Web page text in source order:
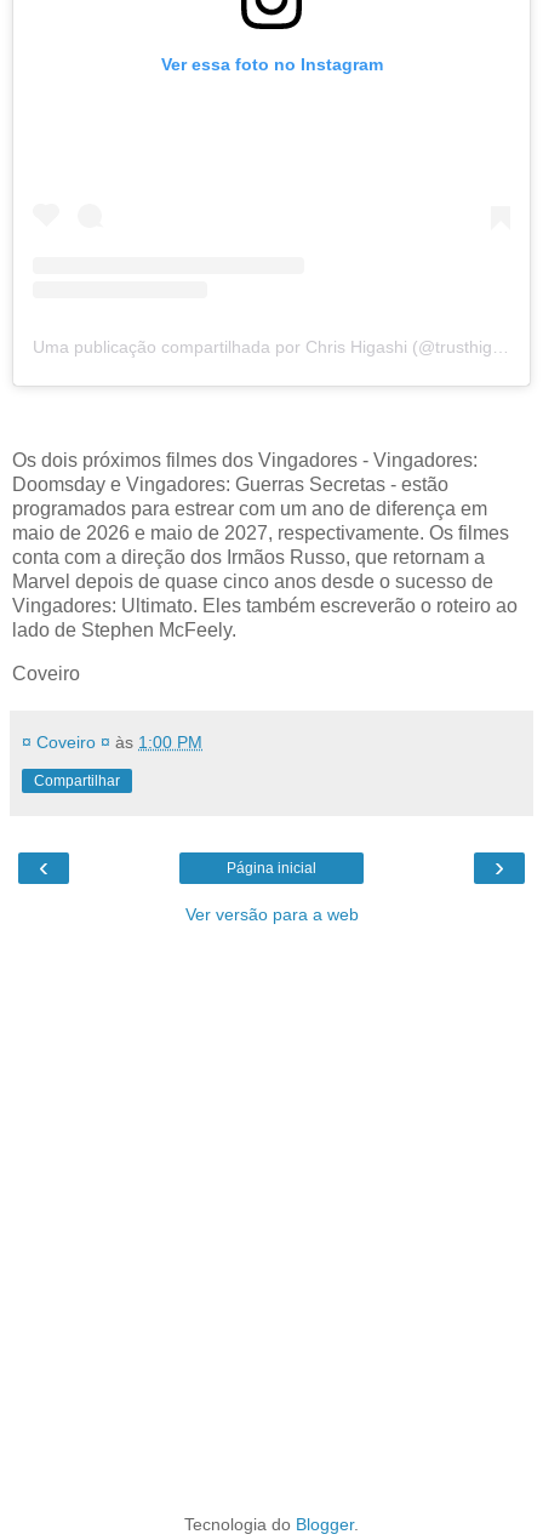
Ver essa foto no Instagram
Uma publicação compartilhada por Chris Higashi (@trusthigashi)
Os dois próximos filmes dos Vingadores - Vingadores:
Doomsday e Vingadores: Guerras Secretas - estão
programados para estrear com um ano de diferença em
maio de 2026 e maio de 2027, respectivamente. Os filmes
conta com a direção dos Irmãos Russo, que retornam a
Marvel depois de quase cinco anos desde o sucesso de
Vingadores: Ultimato. Eles também escreverão o roteiro ao
lado de Stephen McFeely.
Coveiro
¤ Coveiro ¤ às 1:00 PM
Compartilhar
‹ ›
Página inicial
Ver versão para a web
Tecnologia do Blogger.